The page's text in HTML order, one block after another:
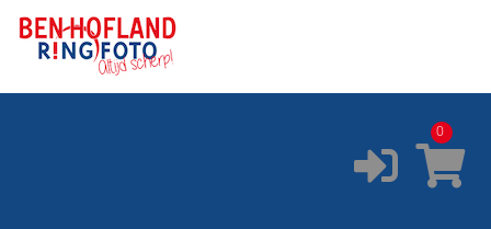
Printservice
Fotocursus✔️Occasions
0